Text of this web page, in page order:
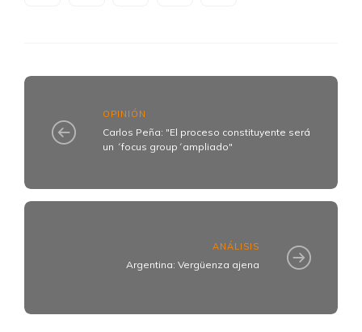
OPINIÓN
Carlos Peña: "El proceso constituyente será
un ´focus group´ampliado"
ANÁLISIS
Argentina: Vergüenza ajena